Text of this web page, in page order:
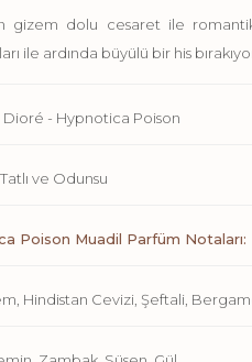
gizem dolu cesaret ile
ile ardında büyülü bir his
Dioré - Hypnotica Poison
Tatlı ve Odunsu
Poison Muadil Parfüm Notaları:
Hindistan Cevizi, Şeftali,